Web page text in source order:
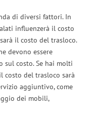
di diversi fattori. In
influenzerà il costo
il costo del trasloco.
devono essere
costo. Se hai molti
costo del trasloco sarà
aggiuntivo, come
dei mobili,